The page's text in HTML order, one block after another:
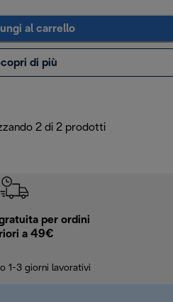
al carrello
di più
2 di 2 prodotti
per ordini
a 49€
1-3 giorni lavorativi